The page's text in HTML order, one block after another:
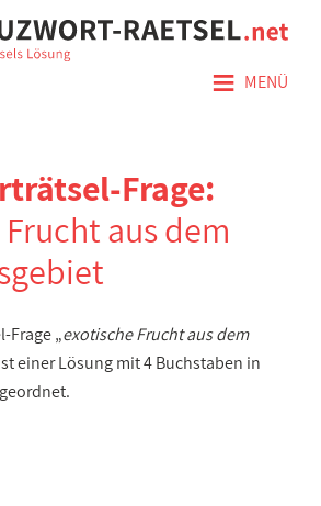
≡ MENÜ
Frage:
aus dem
Frage „exotische Frucht aus dem
einer Lösung mit 4 Buchstaben in